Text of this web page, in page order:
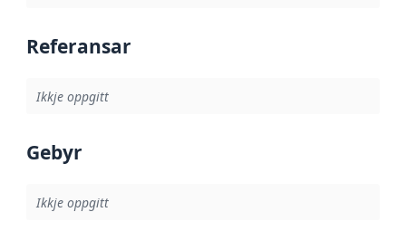
Referansar
Ikkje oppgitt
Gebyr
Ikkje oppgitt